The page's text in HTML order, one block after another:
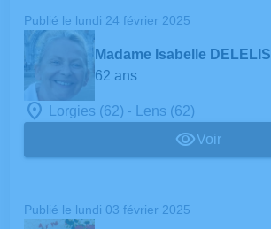
Publié le lundi 24 février 2025
Madame Isabelle DELELIS
62 ans
Lorgies (62) - Lens (62)
Voir
Publié le lundi 03 février 2025